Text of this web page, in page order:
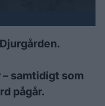
samtidigt som
pågår.